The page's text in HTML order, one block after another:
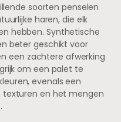
soorten penselen
haren, die elk
hebben. Synthetische
beter geschikt voor
een zachtere afwerking
om een palet te
evenals een
en het mengen